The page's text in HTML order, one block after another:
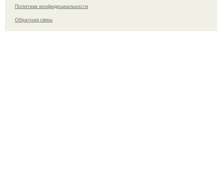
Политика конфидециальности
Обратная связь